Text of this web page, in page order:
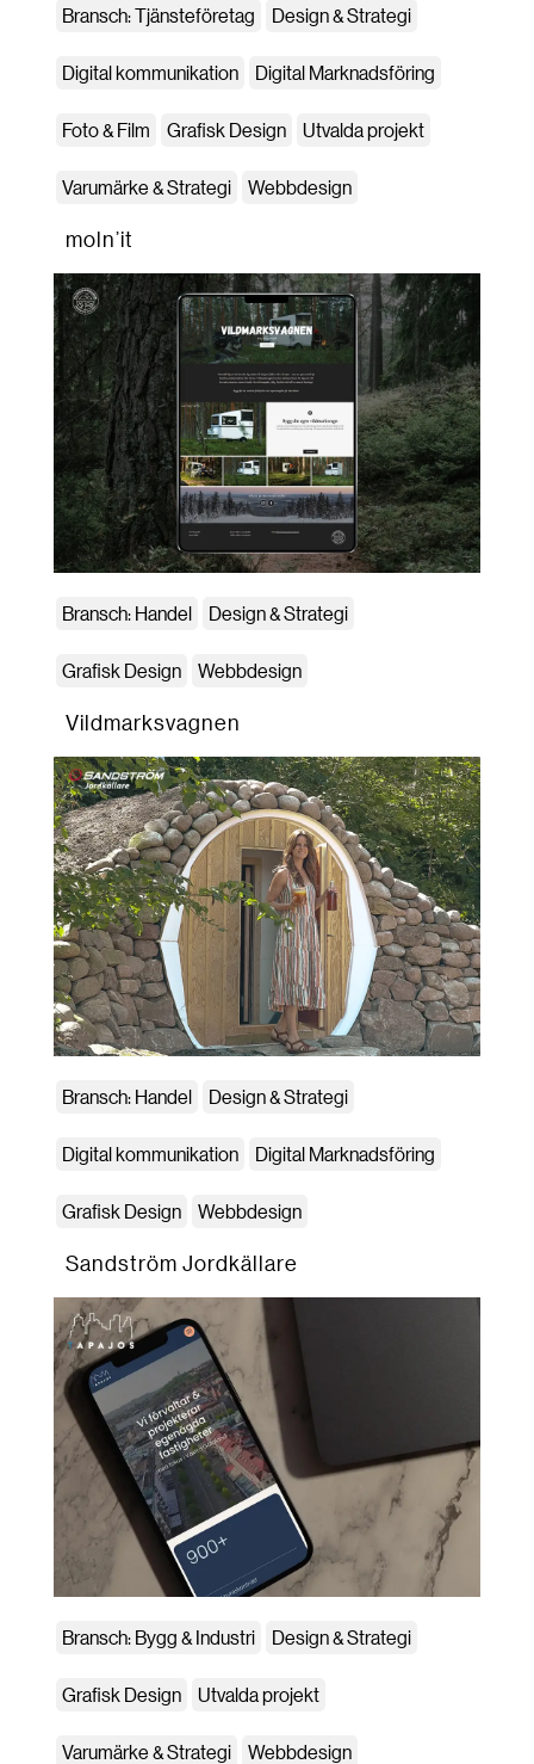
Bransch: Tjänsteföretag Design & Strategi
Digital kommunikation Digital Marknadsföring
Foto & Film Grafisk Design Utvalda projekt
Varumärke & Strategi Webbdesign
moln’it
Bransch: Handel Design & Strategi
Grafisk Design Webbdesign
Vildmarksvagnen
Bransch: Handel Design & Strategi
Digital kommunikation Digital Marknadsföring
Grafisk Design Webbdesign
Sandström Jordkällare
Bransch: Bygg & Industri Design & Strategi
Grafisk Design Utvalda projekt
Varumärke & Strategi Webbdesign